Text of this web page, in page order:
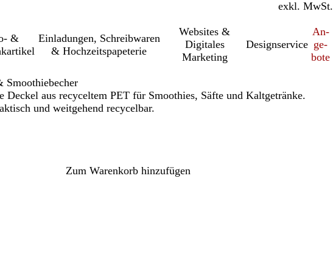
inkl. MwSt.
exkl. MwSt.
&
Einl­a­dung­en, Schreib­wa­ren
& Hochzeitspapeterie
Websites &
Digitales
Marketing
Designservice
An­­
ge­­
bo­­te
Smoothiebecher
Deckel aus recyceltem PET für Smoothies, Säfte und Kaltgetränke.
und weitgehend recycelbar.
options
Zum Warenkorb hinzufügen